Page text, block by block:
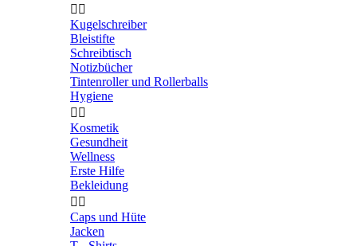
 
Kugelschreiber
Bleistifte
Schreibtisch
Notizbücher
Tintenroller und Rollerballs
Hygiene
 
Kosmetik
Gesundheit
Wellness
Erste Hilfe
Bekleidung
 
Caps und Hüte
Jacken